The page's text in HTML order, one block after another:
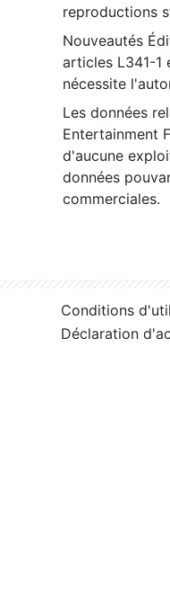
reproductions
Nouveautés
articles L341-1
nécessite
Les données
Entertainment
d'aucune
données
commerciales.
Conditions
Déclaration